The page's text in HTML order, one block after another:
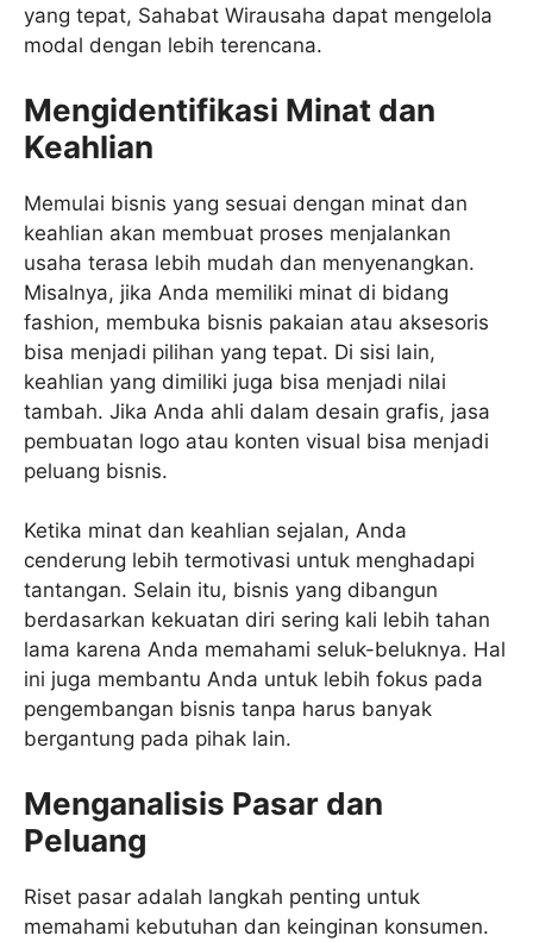
yang tepat, Sahabat Wirausaha dapat mengelola
modal dengan lebih terencana.
Mengidentifikasi Minat dan
Keahlian
Memulai bisnis yang sesuai dengan minat dan
keahlian akan membuat proses menjalankan
usaha terasa lebih mudah dan menyenangkan.
Misalnya, jika Anda memiliki minat di bidang
fashion, membuka bisnis pakaian atau aksesoris
bisa menjadi pilihan yang tepat. Di sisi lain,
keahlian yang dimiliki juga bisa menjadi nilai
tambah. Jika Anda ahli dalam desain grafis, jasa
pembuatan logo atau konten visual bisa menjadi
peluang bisnis.
Ketika minat dan keahlian sejalan, Anda
cenderung lebih termotivasi untuk menghadapi
tantangan. Selain itu, bisnis yang dibangun
berdasarkan kekuatan diri sering kali lebih tahan
lama karena Anda memahami seluk-beluknya. Hal
ini juga membantu Anda untuk lebih fokus pada
pengembangan bisnis tanpa harus banyak
bergantung pada pihak lain.
Menganalisis Pasar dan
Peluang
Riset pasar adalah langkah penting untuk
memahami kebutuhan dan keinginan konsumen.